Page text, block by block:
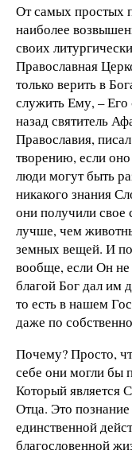
От самых простых
наиболее
своих
Православная
только верить в
служить Ему, – Его
назад святитель
Православия,
творению, если
люди могут быть
никакого знания
они получили
лучше, чем
земных вещей. И
вообще, если Он
благой Бог дал им
то есть в нашем
даже по
Почему? Просто,
себе они могли бы
Который является
Отца. Это
единственной
благословенной